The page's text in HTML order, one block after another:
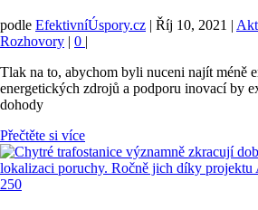
podle EfektivníÚspory.cz | Říj 10, 2021 |
Rozhovory | 0 |
Tlak na to, abychom byli nuceni najít méně
energetických zdrojů a podporu inovací by
dohody
Přečtěte si více